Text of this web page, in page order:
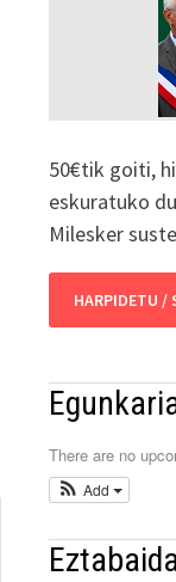
50€tik goiti,
eskuratuko
Milesker
HARPIDETU /
There are no
Add